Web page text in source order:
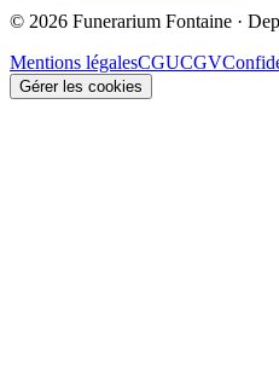
© 2026 Funerarium Fontaine ·
Mentions légalesCGUCGV
Gérer les cookies